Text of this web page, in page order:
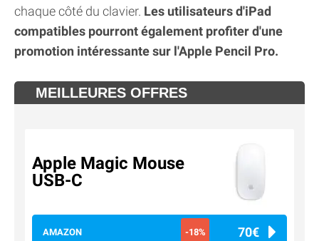
chaque côté du clavier. Les utilisateurs d'iPad
compatibles pourront également profiter d'une
promotion intéressante sur l'Apple Pencil Pro.
MEILLEURES OFFRES
Apple Magic Mouse
USB-C
AMAZON -18% 70€